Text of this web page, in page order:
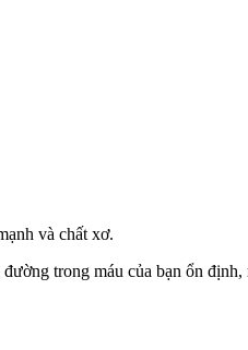
và chất xơ.
trong máu của bạn ổn định,